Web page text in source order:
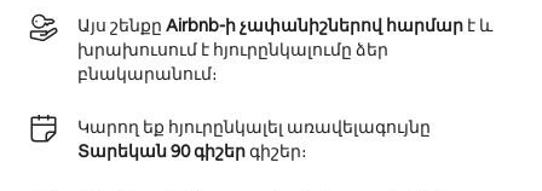
Այս շենքը Airbnb-ի չափանիշներով հարմար է և
խրախուսում է հյուրընկալումը ձեր
բնակարանում։
Կարող եք հյուրընկալել առավելագույնը
Տարեկան 90 գիշերգիշեր։